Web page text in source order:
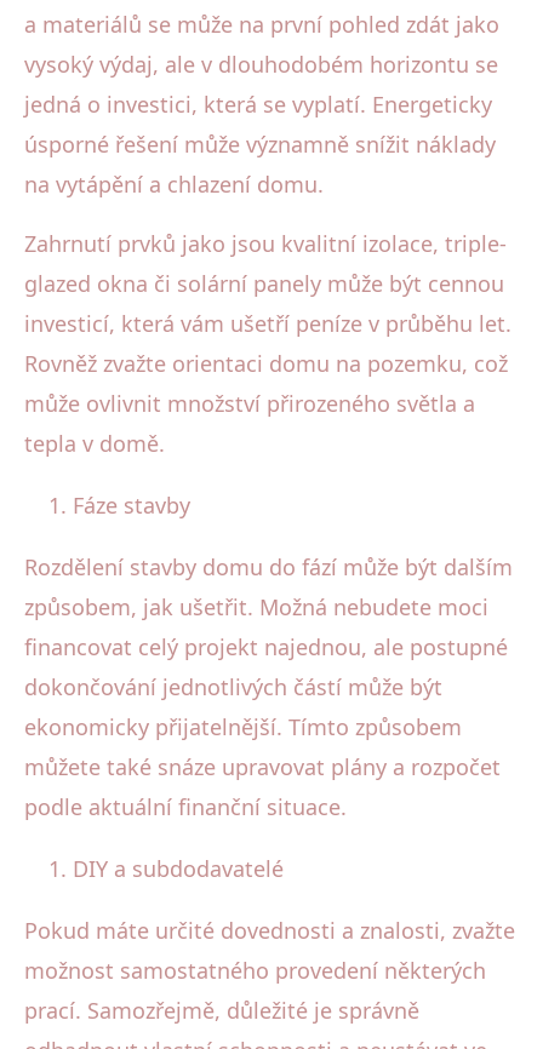
a materiálů se může na první pohled zdát jako
vysoký výdaj, ale v dlouhodobém horizontu se
jedná o investici, která se vyplatí. Energeticky
úsporné řešení může významně snížit náklady
na vytápění a chlazení domu.
Zahrnutí prvků jako jsou kvalitní izolace, triple-
glazed okna či solární panely může být cennou
investicí, která vám ušetří peníze v průběhu let.
Rovněž zvažte orientaci domu na pozemku, což
může ovlivnit množství přirozeného světla a
tepla v domě.
Fáze stavby
Rozdělení stavby domu do fází může být dalším
způsobem, jak ušetřit. Možná nebudete moci
financovat celý projekt najednou, ale postupné
dokončování jednotlivých částí může být
ekonomicky přijatelnější. Tímto způsobem
můžete také snáze upravovat plány a rozpočet
podle aktuální finanční situace.
DIY a subdodavatelé
Pokud máte určité dovednosti a znalosti, zvažte
možnost samostatného provedení některých
prací. Samozřejmě, důležité je správně